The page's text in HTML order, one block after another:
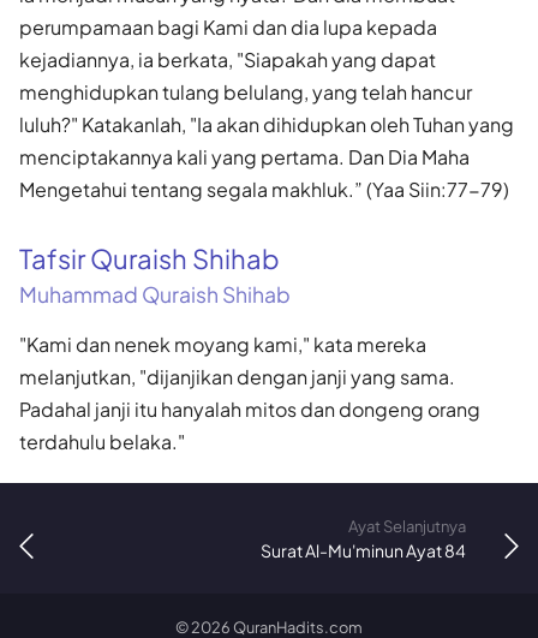
perumpamaan bagi Kami dan dia lupa kepada
kejadiannya, ia berkata, "Siapakah yang dapat
menghidupkan tulang belulang, yang telah hancur
luluh?" Katakanlah, "Ia akan dihidupkan oleh Tuhan yang
menciptakannya kali yang pertama. Dan Dia Maha
Mengetahui tentang segala makhluk.” (Yaa Siin:77-79)
Tafsir Quraish Shihab
Muhammad Quraish Shihab
"Kami dan nenek moyang kami," kata mereka
melanjutkan, "dijanjikan dengan janji yang sama.
Padahal janji itu hanyalah mitos dan dongeng orang
terdahulu belaka."
Ayat Selanjutnya
Surat Al-Mu'minun Ayat 84
©2026 QuranHadits.com